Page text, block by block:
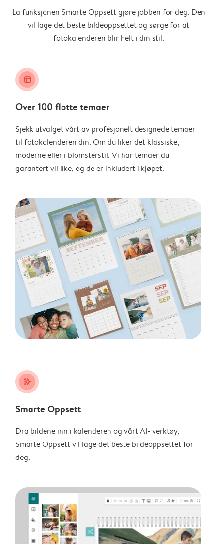
La funksjonen Smarte Oppsett gjøre jobben for deg. Den
vil lage det beste bildeoppsettet og sørge for at
fotokalenderen blir helt i din stil.
layout_alt
Over 100 flotte temaer
Sjekk utvalget vårt av profesjonelt designede temaer
til fotokalenderen din. Om du liker det klassiske,
moderne eller i blomsterstil. Vi har temaer du
garantert vil like, og de er inkludert i kjøpet.
stars_plus
Smarte Oppsett
Dra bildene inn i kalenderen og vårt AI- verktøy,
Smarte Oppsett vil lage det beste bildeoppsettet for
deg.